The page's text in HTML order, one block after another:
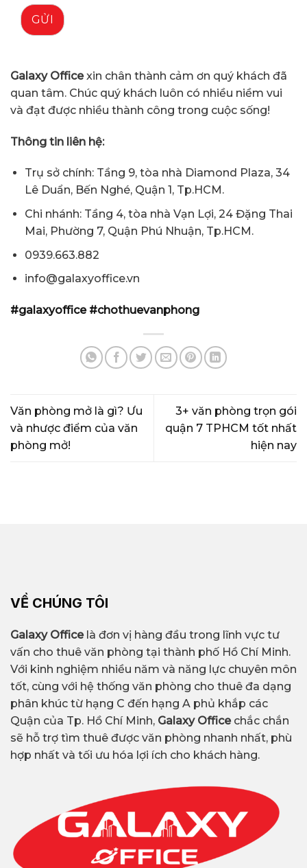
GỬI
Galaxy Officexin chân thành cảm ơn quý khách đã
quan tâm. Chúc quý khách luôn có nhiều niềm vui
và đạt được nhiều thành công trong cuộc sống!
Thông tin liên hệ:
Trụ sở chính: Tầng 9, tòa nhà Diamond Plaza, 34
Lê Duẩn, Bến Nghé, Quận 1, Tp.HCM.
Chi nhánh: Tầng 4, tòa nhà Vạn Lợi, 24 Đặng Thai
Mai, Phường 7, Quận Phú Nhuận, Tp.HCM.
0939.663.882
info@galaxyoffice.vn
#galaxyoffice #chothuevanphong
Văn phòng mở là gì? Ưu
và nhược điểm của văn
phòng mở!
3+ văn phòng trọn gói
quận 7 TPHCM tốt nhất
hiện nay
VỀ CHÚNG TÔI
Galaxy Officelà đơn vị hàng đầu trong lĩnh vực tư
vấn cho thuê văn phòng tại thành phố Hồ Chí Minh.
Với kinh nghiệm nhiều năm và năng lực chuyên môn
tốt, cùng với hệ thống văn phòng cho thuê đa dạng
phân khúc từ hạng C đến hạng A phủ khắp các
Quận của Tp. Hồ Chí Minh, Galaxy Office chắc chắn
sẽ hỗ trợ tìm thuê được văn phòng nhanh nhất, phù
hợp nhất và tối ưu hóa lợi ích cho khách hàng.